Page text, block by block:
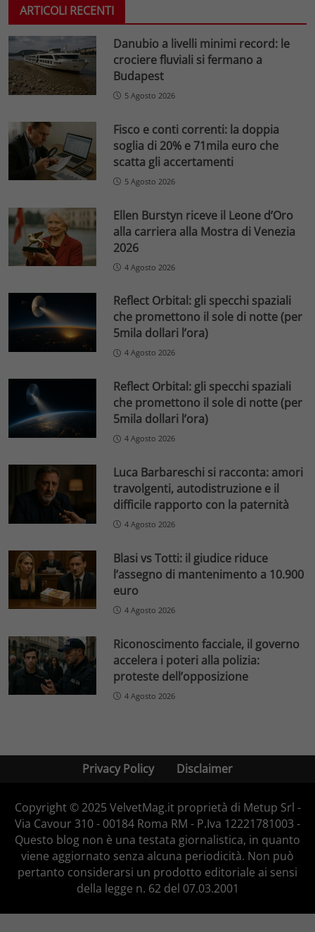
ARTICOLI RECENTI
Danubio a livelli minimi record: le
crociere fluviali si fermano a
Budapest
5 Agosto 2026
Fisco e conti correnti: la doppia
soglia di 20% e 71mila euro che
scatta gli accertamenti
5 Agosto 2026
Ellen Burstyn riceve il Leone d’Oro
alla carriera alla Mostra di Venezia
2026
4 Agosto 2026
Reflect Orbital: gli specchi spaziali
che promettono il sole di notte (per
5mila dollari l’ora)
4 Agosto 2026
Reflect Orbital: gli specchi spaziali
che promettono il sole di notte (per
5mila dollari l’ora)
4 Agosto 2026
Luca Barbareschi si racconta: amori
travolgenti, autodistruzione e il
difficile rapporto con la paternità
4 Agosto 2026
Blasi vs Totti: il giudice riduce
l’assegno di mantenimento a 10.900
euro
4 Agosto 2026
Riconoscimento facciale, il governo
accelera i poteri alla polizia:
proteste dell’opposizione
4 Agosto 2026
Privacy Policy Disclaimer
Copyright © 2025 VelvetMag.it proprietà di Metup Srl -
Via Cavour 310 - 00184 Roma RM - P.Iva 12221781003 -
Questo blog non è una testata giornalistica, in quanto
viene aggiornato senza alcuna periodicità. Non può
pertanto considerarsi un prodotto editoriale ai sensi
della legge n. 62 del 07.03.2001